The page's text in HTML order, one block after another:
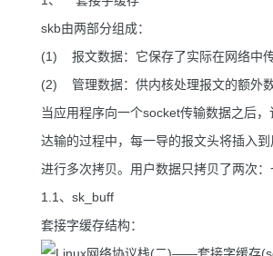
skb由两部分组成：
(1) 报文数据：它保存了实际在网络中传
(2) 管理数据：供内核处理报文的额外
当应用程序向一个socket传输数据之后
达输的过程中，每一导的报文头将插入
进行多次拷贝。用户数据只拷贝了两次
1.1、sk_buff
套接字缓存结构：